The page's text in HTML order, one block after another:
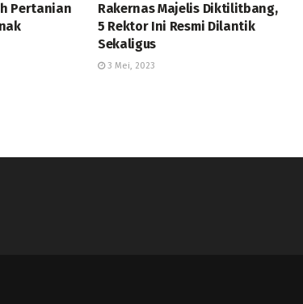
Pertanian
Rakernas Majelis Diktilitbang,
5 Rektor Ini Resmi Dilantik
Sekaligus
3 Mei, 2023